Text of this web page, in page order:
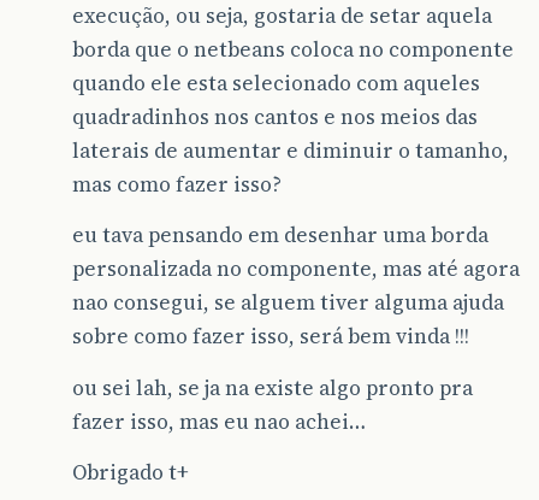
execução, ou seja, gostaria de setar aquela
borda que o netbeans coloca no componente
quando ele esta selecionado com aqueles
quadradinhos nos cantos e nos meios das
laterais de aumentar e diminuir o tamanho,
mas como fazer isso?
eu tava pensando em desenhar uma borda
personalizada no componente, mas até agora
nao consegui, se alguem tiver alguma ajuda
sobre como fazer isso, será bem vinda !!!
ou sei lah, se ja na existe algo pronto pra
fazer isso, mas eu nao achei…
Obrigado t+